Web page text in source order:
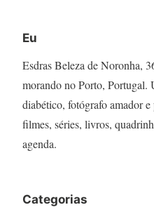
Eu
Esdras Beleza de Noronha,
morando no Porto, Portugal.
diabético, fotógrafo amador
filmes, séries, livros,
agenda.
Categorias